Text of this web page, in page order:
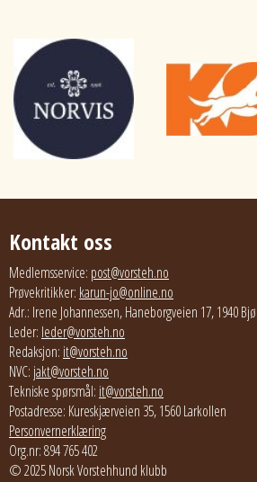
Kontakt oss
Medlemsservice: post@vorsteh.no
Prøvekritikker: karun-jo@online.no
Adr.: Irene Johannessen, Haneborgveien 17, 1940
Leder: leder@vorsteh.no
Redaksjon: it@vorsteh.no
NVC: jakt@vorsteh.no
Tekniske spørsmål: it@vorsteh.no
Postadresse: Kureskjærveien 35, 1560 Larkollen
Personvernerklæring
Org.nr: 894 765 402
© 2025 Norsk Vorstehhund klubb